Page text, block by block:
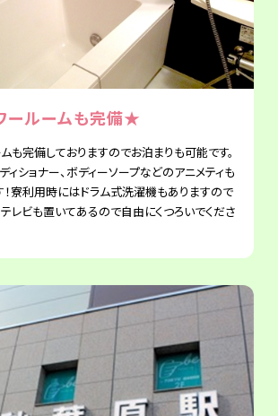
ールームも完備★
も完備しておりますのでお泊まりも可能です。
ィショナー、ボディーソープなどのアニメティも
！寮利用時にはドラム式洗濯機もありますので
レビも置いてあるので自由にくつろいでくださ